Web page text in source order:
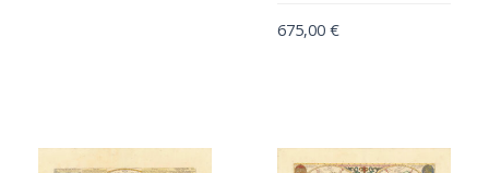
675,00 €